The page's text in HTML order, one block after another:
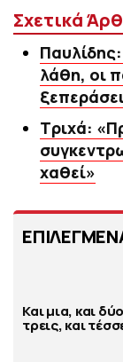
Σχετικά
λάθη, οι
Τριχά:
χαθεί»
Και μια, και
τρεις, και